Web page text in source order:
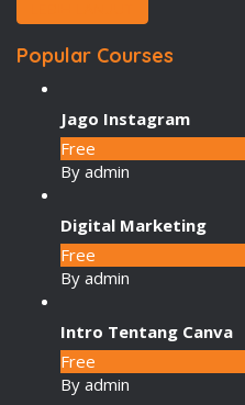
Popular Courses
Jago Instagram
Free
By admin
Digital Marketing
Free
By admin
Intro Tentang Canva
Free
By admin